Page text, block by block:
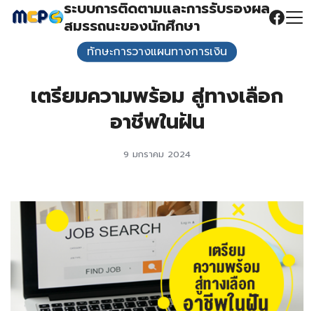
Skip
ระบบการติดตามและการรับรองผล
สมรรถนะของนักศึกษา
ทักษะการวางแผนทางการเงิน
เตรียมความพร้อม สู่ทางเลือก
อาชีพในฝัน
9 มกราคม 2024